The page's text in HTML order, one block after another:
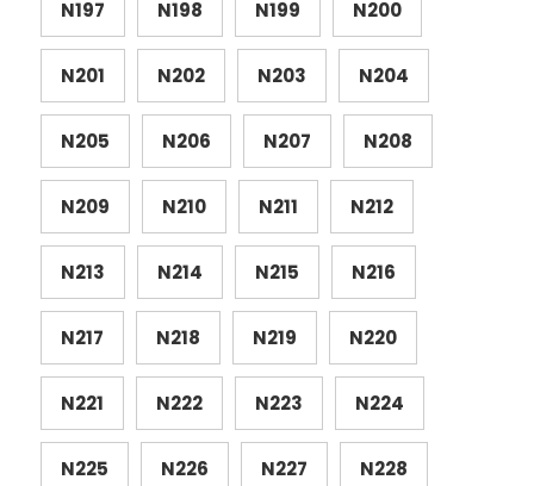
N197 N198 N199 N200
N201 N202 N203 N204
N205 N206 N207 N208
N209 N210 N211 N212
N213 N214 N215 N216
N217 N218 N219 N220
N221 N222 N223 N224
N225 N226 N227 N228